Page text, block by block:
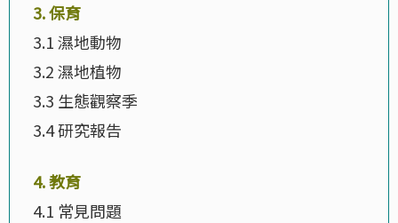
3. 保育
3.1 濕地動物
3.2 濕地植物
3.3 生態觀察季
3.4 研究報告
4. 教育
4.1 常見問題